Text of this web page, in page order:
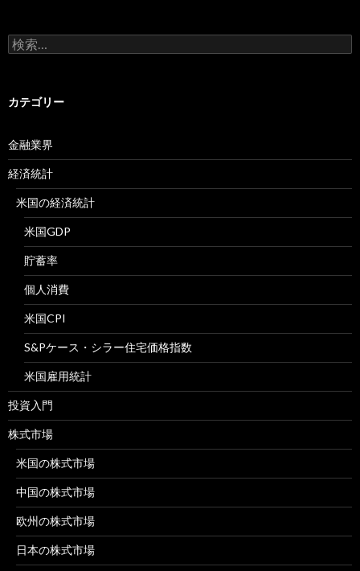
検
索:
カテゴリー
金融業界
経済統計
米国の経済統計
米国GDP
貯蓄率
個人消費
米国CPI
S&Pケース・シラー住宅価格指数
米国雇用統計
投資入門
株式市場
米国の株式市場
中国の株式市場
欧州の株式市場
日本の株式市場